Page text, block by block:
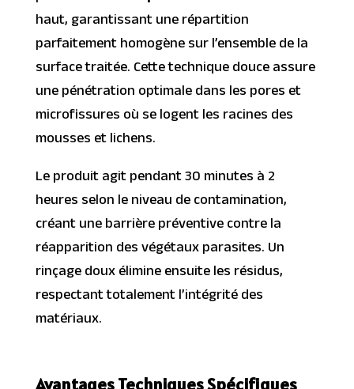
haut, garantissant une répartition
parfaitement homogène sur l’ensemble de la
surface traitée. Cette technique douce assure
une pénétration optimale dans les pores et
microfissures où se logent les racines des
mousses et lichens.
Le produit agit pendant 30 minutes à 2
heures selon le niveau de contamination,
créant une barrière préventive contre la
réapparition des végétaux parasites. Un
rinçage doux élimine ensuite les résidus,
respectant totalement l’intégrité des
matériaux.
Avantages Techniques Spécifiques